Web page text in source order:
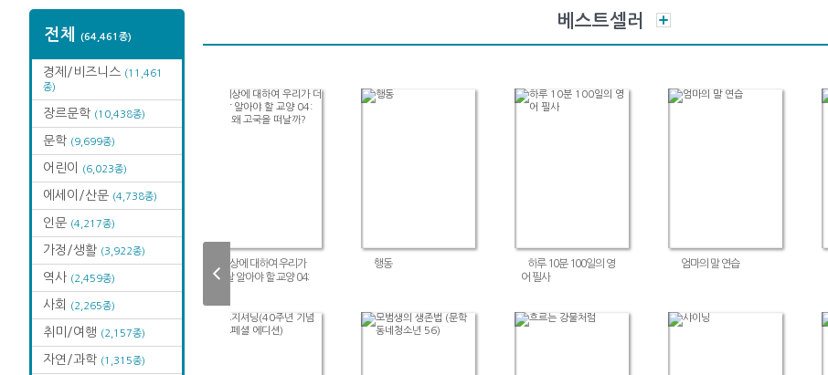
전체 (64,461종)
경제/비즈니스 (11,461
종)
장르문학 (10,438종)
문학 (9,699종)
어린이 (6,023종)
에세이/산문 (4,738종)
인문 (4,217종)
가정/생활 (3,922종)
역사 (2,459종)
사회 (2,265종)
취미/여행 (2,157종)
자연/과학 (1,315종)
베스트셀러